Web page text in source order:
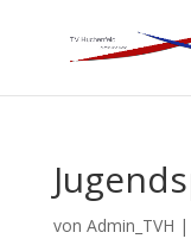
von Admin_TVH |